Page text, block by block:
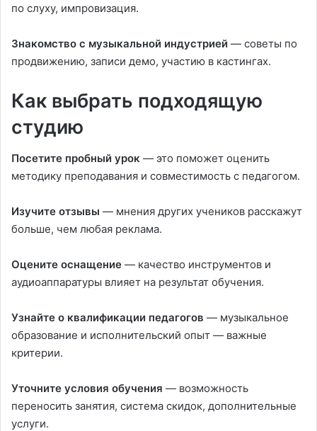
по слуху, импровизация.
Знакомство с музыкальной индустрией — советы по
продвижению, записи демо, участию в кастингах.
Как выбрать подходящую
студию
Посетите пробный урок — это поможет оценить
методику преподавания и совместимость с педагогом.
Изучите отзывы — мнения других учеников расскажут
больше, чем любая реклама.
Оцените оснащение — качество инструментов и
аудиоаппаратуры влияет на результат обучения.
Узнайте о квалификации педагогов — музыкальное
образование и исполнительский опыт — важные
критерии.
Уточните условия обучения — возможность
переносить занятия, система скидок, дополнительные
услуги.